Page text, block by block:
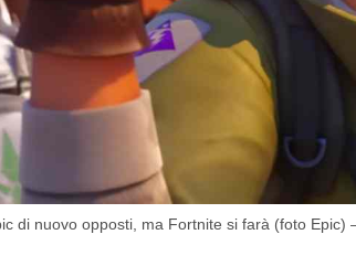
di nuovo opposti, ma Fortnite si farà (foto Epic)